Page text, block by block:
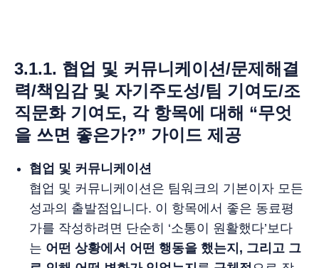
3.1.1. 협업 및 커뮤니케이션/문제해결
력/책임감 및 자기주도성/팀 기여도/조
직문화 기여도, 각 항목에 대해 “무엇
을 쓰면 좋은가?” 가이드 제공
협업 및 커뮤니케이션
협업 및 커뮤니케이션은 팀워크의 기본이자 모든
성과의 출발점입니다. 이 항목에서 좋은 동료평
가를 작성하려면 단순히 ‘소통이 원활했다’보다
는 어떤 상황에서 어떤 행동을 했는지, 그리고 그